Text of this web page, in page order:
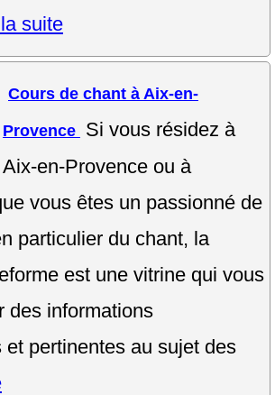
suite
Cours de chant à Aix-en-
Provence Si vous résidez à
Aix-en-Provence ou à
vous êtes un passionné de
particulier du chant, la
est une vitrine qui vous
des informations
et pertinentes au sujet des